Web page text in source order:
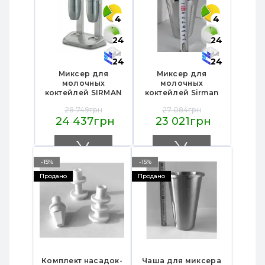
4
24
24
Миксер для
молочных
коктейлей SIRMAN
550 мл, 14 000 об/
мин, Италия,
для кафе и баров
28 749грн
24 437грн
4
24
24
Миксер для
молочных
коктейлей Sirman
550 мл, 14 000 об/
хв, 0,2 кВт,
для кафе/баров
27 084грн
23 021грн
-15%
Продано
Комплект насадок-
-15%
Продано
Чаша для миксера